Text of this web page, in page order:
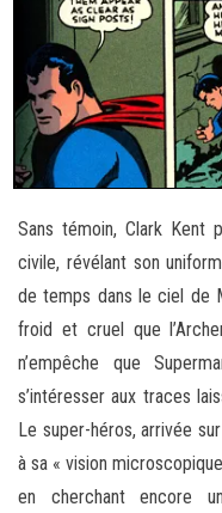
Sans témoin, Clark Kent
civile, révélant son
de temps dans le ciel de
froid et cruel que
n’empêche que
s’intéresser aux traces
Le super-héros, arrivée
à sa « vision
en cherchant encore